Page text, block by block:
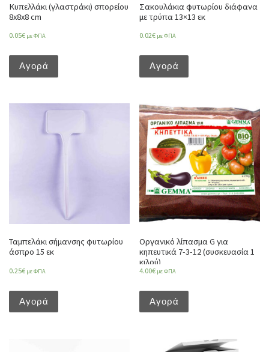
Κυπελλάκι (γλαστράκι) σπορείου
8x8x8 cm
0.05€ με ΦΠΑ
Αγορά
Σακουλάκια φυτωρίου διάφανα
με τρύπα 13×13 εκ
0.02€ με ΦΠΑ
Αγορά
Ταμπελάκι σήμανσης φυτωρίου
άσπρο 15 εκ
0.25€ με ΦΠΑ
Αγορά
Οργανικό λίπασμα G για
κηπευτικά 7-3-12 (συσκευασία 1
κιλού)
4.00€ με ΦΠΑ
Αγορά